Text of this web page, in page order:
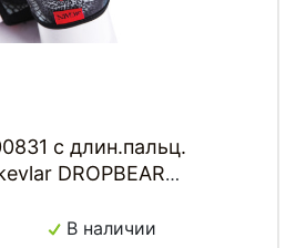
с длин.пальц.
DROPBEAR
р-р.XS оригинал.
В наличии